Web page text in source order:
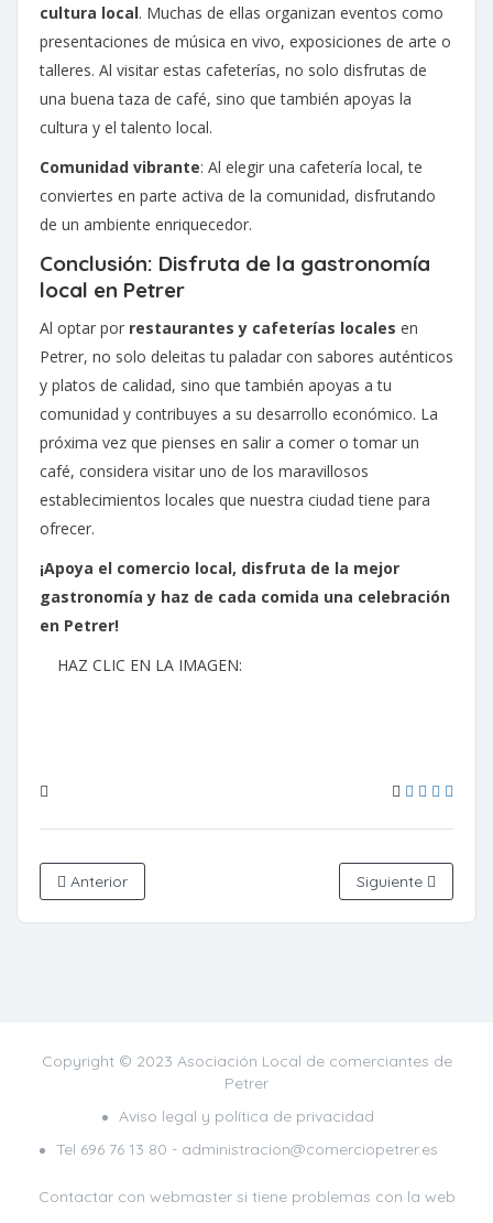
cultura local. Muchas de ellas organizan eventos como
presentaciones de música en vivo, exposiciones de arte o
talleres. Al visitar estas cafeterías, no solo disfrutas de
una buena taza de café, sino que también apoyas la
cultura y el talento local.
Comunidad vibrante: Al elegir una cafetería local, te
conviertes en parte activa de la comunidad, disfrutando
de un ambiente enriquecedor.
Conclusión: Disfruta de la gastronomía
local en Petrer
Al optar por restaurantes y cafeterías locales en
Petrer, no solo deleitas tu paladar con sabores auténticos
y platos de calidad, sino que también apoyas a tu
comunidad y contribuyes a su desarrollo económico. La
próxima vez que pienses en salir a comer o tomar un
café, considera visitar uno de los maravillosos
establecimientos locales que nuestra ciudad tiene para
ofrecer.
¡Apoya el comercio local, disfruta de la mejor
gastronomía y haz de cada comida una celebración
en Petrer!
HAZ CLIC EN LA IMAGEN:
Anterior Siguiente
Copyright © 2023 Asociación Local de comerciantes de
Petrer
Aviso legal y política de privacidad
Tel 696 76 13 80 - administracion@comerciopetrer.es
Contactar con webmaster si tiene problemas con la web